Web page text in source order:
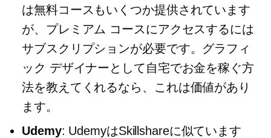
は無料コースもいくつか提供されています
が、プレミアム コースにアクセスするには
サブスクリプションが必要です。グラフィ
ック デザイナーとして自宅でお金を稼ぐ方
法を教えてくれるなら、これは価値があり
ます。
Udemy: UdemyはSkillshareに似ています